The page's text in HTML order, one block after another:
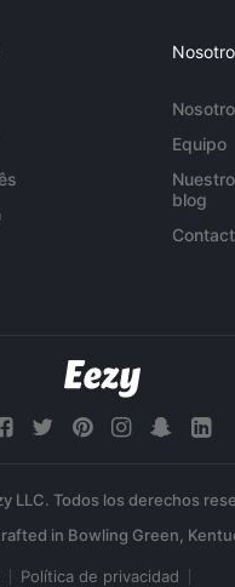
Equipo
Nuestro
blog
LLC. Todos los derechos
Política de privacidad